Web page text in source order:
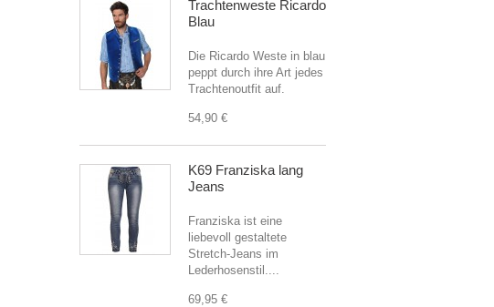
Trachtenweste Ricardo
Blau
Die Ricardo Weste in blau
peppt durch ihre Art jedes
Trachtenoutfit auf.
54,90 €
K69 Franziska lang
Jeans
Franziska ist eine
liebevoll gestaltete
Stretch-Jeans im
Lederhosenstil....
69,95 €